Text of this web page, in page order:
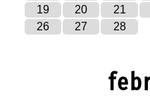
19
20 21
26
27 28